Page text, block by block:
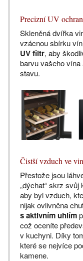
Precizní UV
Skleněná dvířka
vzácnou sbírku
UV filtr, aby
barvu vašeho
stavu.
Čistší vzduch ve
Přestože jsou
„dýchat“ skrz svůj
aby byl vzduch,
nijak ovlivněna
s aktivním uhlím
což oceníte
v kuchyni. Díky
které se nejvíce
kamene.